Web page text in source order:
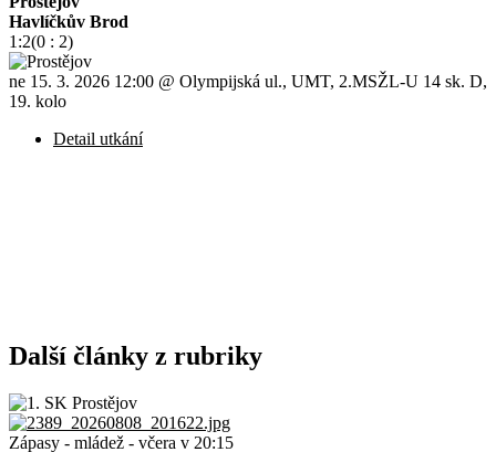
Havlíčkův Brod
1:2(0 : 2)
ne 15. 3. 2026 12:00 @ Olympijská ul., UMT, 2.MSŽL-U 14 sk. D,
19. kolo
Detail utkání
Další články z rubriky
Zápasy - mládež - včera v 20:15